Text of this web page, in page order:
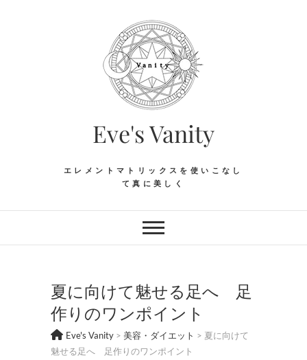
Eve's Vanity
エレメントマトリックスを使いこなし
て真に美しく
夏に向けて魅せる足へ 足
作りのワンポイント
Eve's Vanity > 美容・ダイエット > 夏に向けて
魅せる足へ 足作りのワンポイント